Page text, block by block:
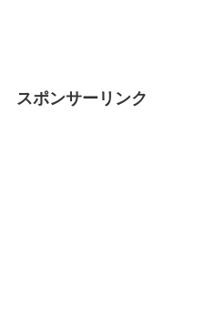
スポンサーリンク